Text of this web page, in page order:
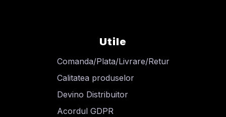
Utile
Comanda/Plata/Livrare/Retur
Calitatea produselor
Devino Distribuitor
Acordul GDPR